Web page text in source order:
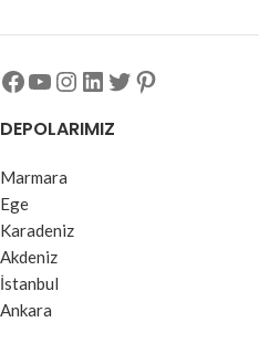
DEPOLARIMIZ
Marmara
Ege
Karadeniz
Akdeniz
İstanbul
Ankara